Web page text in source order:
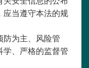
应当遵守本法的规
为主、风险管
学、严格的监督管